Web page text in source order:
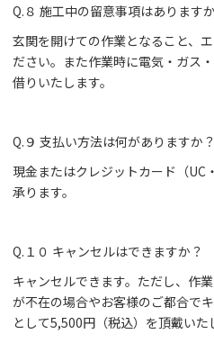
Q.８ 施工中の留意事項はあります
玄関を開けての作業となること、
ださい。また作業時に電気・ガス
借りいたします。
Q.９ 支払い方法は何がありますか？
現金またはクレジットカード（
承ります。
Q.１０ キャンセルはできますか？
キャンセルできます。ただし、作
が不在の場合やお客様のご都合で
として5,500円（税込）を頂戴いた